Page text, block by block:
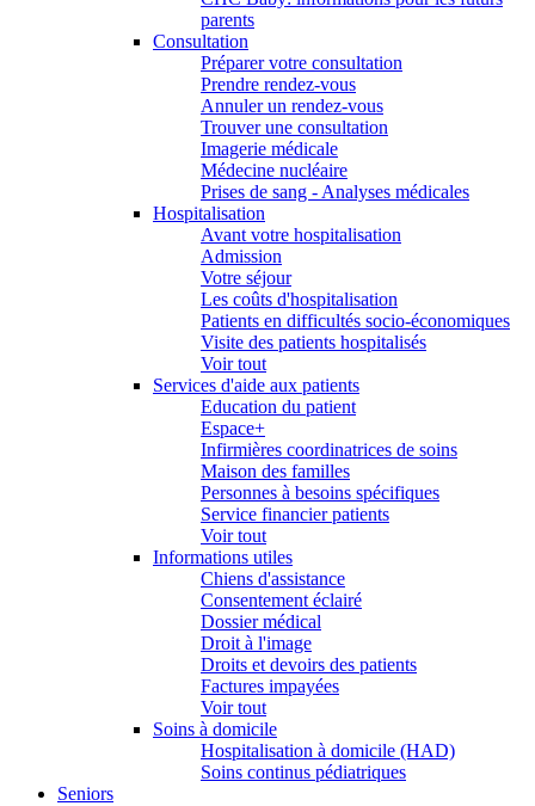
parents
Consultation
Préparer votre consultation
Prendre rendez-vous
Annuler un rendez-vous
Trouver une consultation
Imagerie médicale
Médecine nucléaire
Prises de sang - Analyses médicales
Hospitalisation
Avant votre hospitalisation
Admission
Votre séjour
Les coûts d'hospitalisation
Patients en difficultés socio-économiques
Visite des patients hospitalisés
Voir tout
Services d'aide aux patients
Education du patient
Espace+
Infirmières coordinatrices de soins
Maison des familles
Personnes à besoins spécifiques
Service financier patients
Voir tout
Informations utiles
Chiens d'assistance
Consentement éclairé
Dossier médical
Droit à l'image
Droits et devoirs des patients
Factures impayées
Voir tout
Soins à domicile
Hospitalisation à domicile (HAD)
Soins continus pédiatriques
Seniors